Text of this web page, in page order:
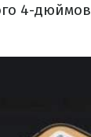
4-